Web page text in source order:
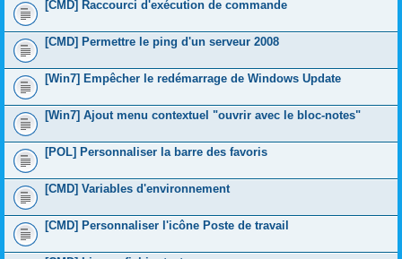
[CMD] Raccourci d'exécution de commande
[CMD] Permettre le ping d'un serveur 2008
[Win7] Empêcher le redémarrage de Windows Update
[Win7] Ajout menu contextuel "ouvrir avec le bloc-notes"
[POL] Personnaliser la barre des favoris
[CMD] Variables d'environnement
[CMD] Personnaliser l'icône Poste de travail